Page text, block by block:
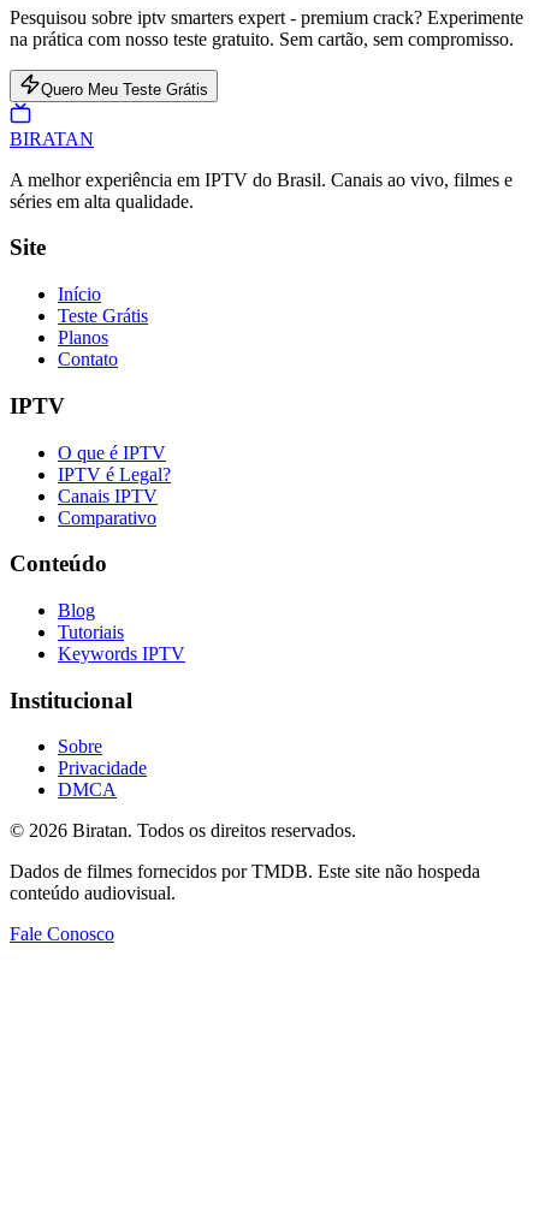
Pesquisou sobre iptv smarters expert - premium crack? Experimente
na prática com nosso teste gratuito. Sem cartão, sem compromisso.
Quero Meu Teste Grátis
BIRATAN
A melhor experiência em IPTV do Brasil. Canais ao vivo, filmes e
séries em alta qualidade.
Site
Início
Teste Grátis
Planos
Contato
IPTV
O que é IPTV
IPTV é Legal?
Canais IPTV
Comparativo
Conteúdo
Blog
Tutoriais
Keywords IPTV
Institucional
Sobre
Privacidade
DMCA
© 2026 Biratan. Todos os direitos reservados.
Dados de filmes fornecidos por TMDB. Este site não hospeda
conteúdo audiovisual.
Fale Conosco